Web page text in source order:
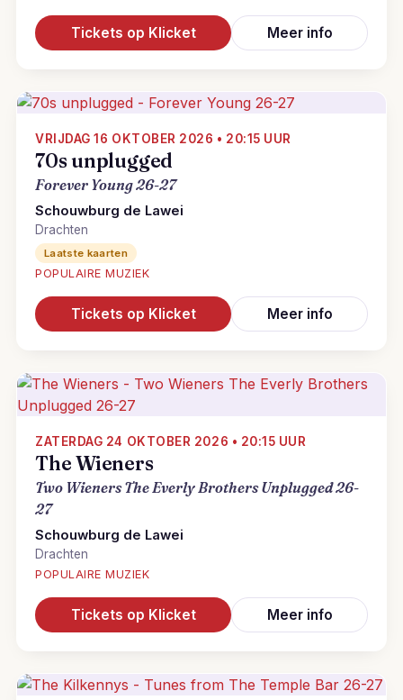
Tickets op Klicket Meer info
VRIJDAG 16 OKTOBER 2026 • 20:15 UUR
70s unplugged
Forever Young 26-27
Schouwburg de Lawei
Drachten
Laatste kaarten
POPULAIRE MUZIEK
Tickets op Klicket Meer info
ZATERDAG 24 OKTOBER 2026 • 20:15 UUR
The Wieners
Two Wieners The Everly Brothers Unplugged 26-
27
Schouwburg de Lawei
Drachten
POPULAIRE MUZIEK
Tickets op Klicket Meer info